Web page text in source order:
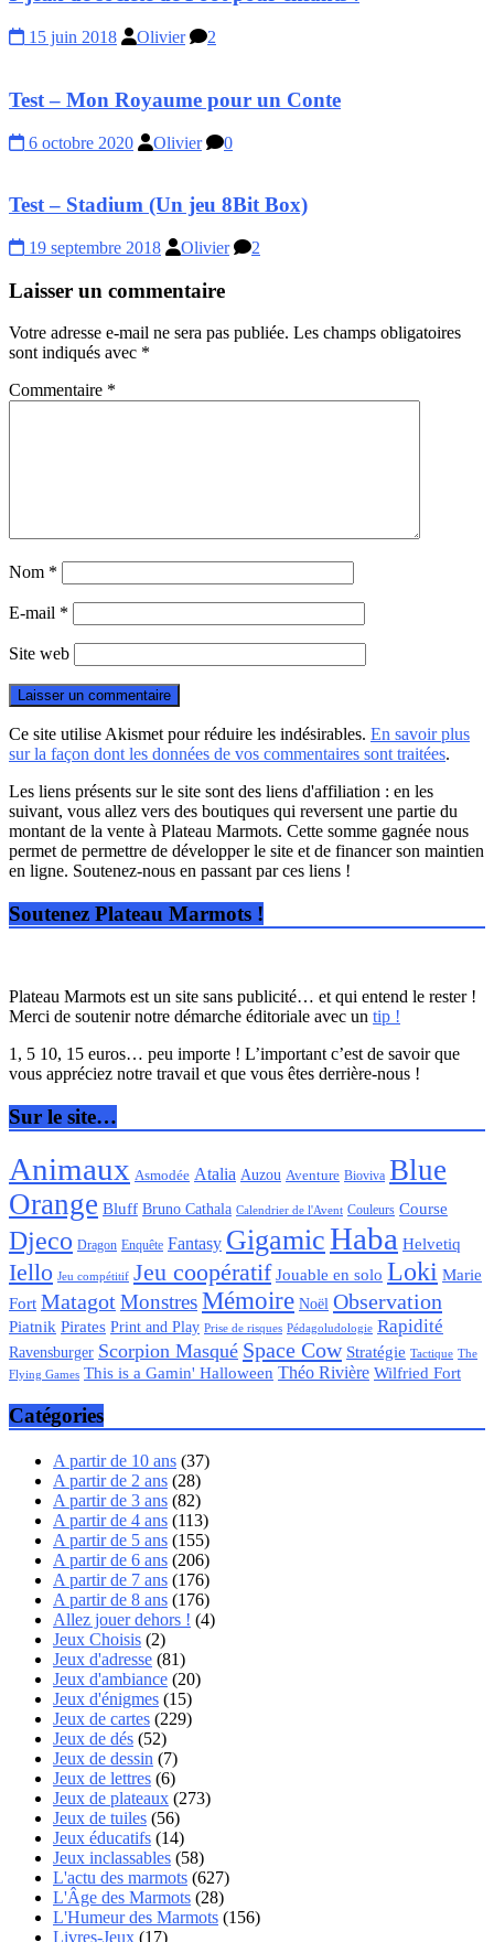
15 juin 2018 Olivier 2
Test – Mon Royaume pour un Conte
6 octobre 2020 Olivier 0
Test – Stadium (Un jeu 8Bit Box)
19 septembre 2018 Olivier 2
Laisser un commentaire
Votre adresse e-mail ne sera pas publiée. Les champs obligatoires
sont indiqués avec *
Commentaire *
Nom *
E-mail *
Site web
Ce site utilise Akismet pour réduire les indésirables. En savoir plus
sur la façon dont les données de vos commentaires sont traitées.
Les liens présents sur le site sont des liens d'affiliation : en les
suivant, vous allez vers des boutiques qui reversent une partie du
montant de la vente à Plateau Marmots. Cette somme gagnée nous
permet de permettre de développer le site et de financer son maintien
en ligne. Soutenez-nous en passant par ces liens !
Soutenez Plateau Marmots !
Plateau Marmots est un site sans publicité… et qui entend le rester !
Merci de soutenir notre démarche éditoriale avec un tip !
1, 5 10, 15 euros… peu importe ! L’important c’est de savoir que
vous appréciez notre travail et que vous êtes derrière-nous !
Sur le site…
Animaux Asmodée Atalia Auzou Aventure Bioviva Blue
Orange Bluff Bruno Cathala Calendrier de l'Avent Couleurs Course
Djeco Dragon Enquête Fantasy GigamicHaba Helvetiq
Iello Jeu compétitif Jeu coopératif Jouable en solo Loki Marie
Fort Matagot MonstresMémoire Noël Observation
Piatnik Pirates Print and Play Prise de risques Pédagoludologie Rapidité
Ravensburger Scorpion Masqué Space Cow Stratégie Tactique The
Flying Games This is a Gamin' Halloween Théo Rivière Wilfried Fort
Catégories
A partir de 10 ans (37)
A partir de 2 ans (28)
A partir de 3 ans (82)
A partir de 4 ans (113)
A partir de 5 ans (155)
A partir de 6 ans (206)
A partir de 7 ans (176)
A partir de 8 ans (176)
Allez jouer dehors ! (4)
Jeux Choisis (2)
Jeux d'adresse (81)
Jeux d'ambiance (20)
Jeux d'énigmes (15)
Jeux de cartes (229)
Jeux de dés (52)
Jeux de dessin (7)
Jeux de lettres (6)
Jeux de plateaux (273)
Jeux de tuiles (56)
Jeux éducatifs (14)
Jeux inclassables (58)
L'actu des marmots (627)
L'Âge des Marmots (28)
L'Humeur des Marmots (156)
Livres-Jeux (17)